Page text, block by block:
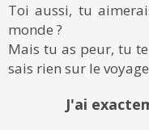
Toi aussi, tu
monde ?
Mais tu as peur, tu
sais rien sur le voyage
J'ai